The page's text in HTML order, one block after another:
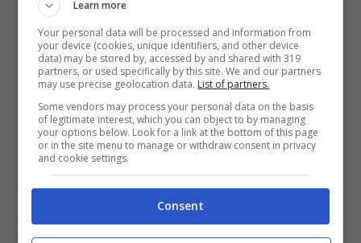
dall’episodio arriva la decisione di trasferire
l’interessato al nucleo patrimonio.
Learn more
Your personal data will be processed and information from
your device (cookies, unique identifiers, and other device
data) may be stored by, accessed by and shared with 319
partners, or used specifically by this site. We and our partners
may use precise geolocation data. List of partners.
Some vendors may process your personal data on the basis
of legitimate interest, which you can object to by managing
your options below. Look for a link at the bottom of this page
or in the site menu to manage or withdraw consent in privacy
and cookie settings.
Consent